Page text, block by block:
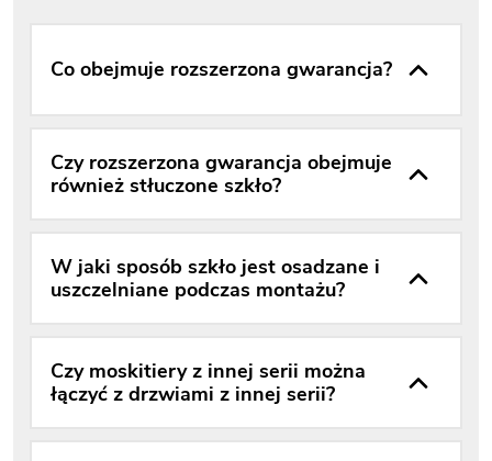
Co obejmuje rozszerzona gwarancja?
Czy rozszerzona gwarancja obejmuje
również stłuczone szkło?
W jaki sposób szkło jest osadzane i
uszczelniane podczas montażu?
Czy moskitiery z innej serii można
łączyć z drzwiami z innej serii?